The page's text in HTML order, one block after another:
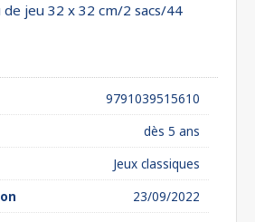
jeu 32 x 32 cm/2 sacs/44
9791039515610
dès 5 ans
Jeux classiques
23/09/2022